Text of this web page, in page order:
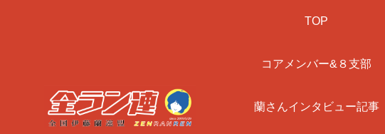
TOP
コアメンバー&８支部
蘭さんインタビュー記事